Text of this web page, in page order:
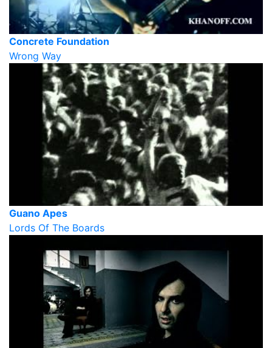
Concrete Foundation
Wrong Way
Guano Apes
Lords Of The Boards